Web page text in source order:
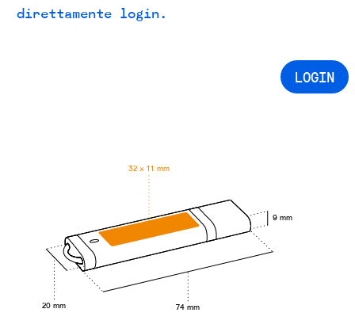
direttamente login.
LOGIN
32 × 11 mm
74 mm
9 mm
20 mm